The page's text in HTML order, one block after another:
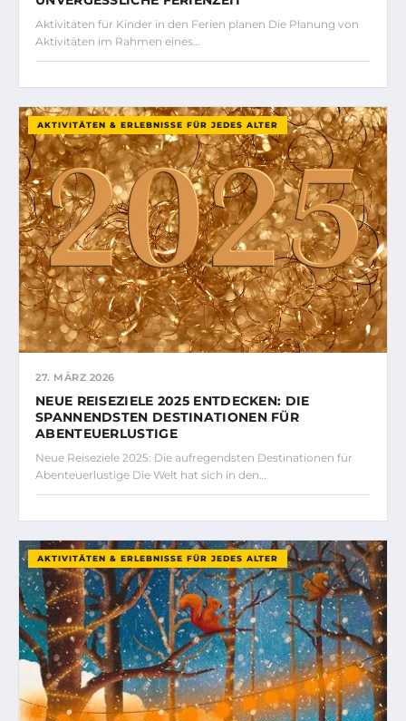
Aktivitäten für Kinder in den Ferien planen Die Planung von
Aktivitäten im Rahmen eines…
AKTIVITÄTEN & ERLEBNISSE FÜR JEDES ALTER
27. MÄRZ 2026
NEUE REISEZIELE 2025 ENTDECKEN: DIE
SPANNENDSTEN DESTINATIONEN FÜR
ABENTEUERLUSTIGE
Neue Reiseziele 2025: Die aufregendsten Destinationen für
Abenteuerlustige Die Welt hat sich in den…
AKTIVITÄTEN & ERLEBNISSE FÜR JEDES ALTER